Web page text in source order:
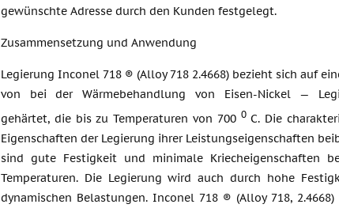
gewünschte Adresse durch den Kunden festgelegt.
Zusammensetzung und Anwendung
Legierung Inconel 718 ® (Alloy 718 2.4668) bezieht sich auf
von bei der Wärmebehandlung von Eisen-Nickel —
gehärtet, die bis zu Temperaturen von 700 0C. Die
Eigenschaften der Legierung ihrer Leistungseigenschaften
sind gute Festigkeit und minimale Kriecheigenschaften
Temperaturen. Die Legierung wird auch durch hohe
dynamischen Belastungen. Inconel 718 ® (Alloy 718,